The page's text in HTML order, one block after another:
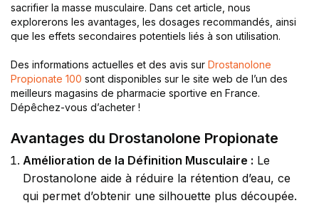
sacrifier la masse musculaire. Dans cet article, nous
explorerons les avantages, les dosages recommandés, ainsi
que les effets secondaires potentiels liés à son utilisation.
Des informations actuelles et des avis sur Drostanolone
Propionate 100 sont disponibles sur le site web de l’un des
meilleurs magasins de pharmacie sportive en France.
Dépêchez-vous d’acheter !
Avantages du Drostanolone Propionate
Amélioration de la Définition Musculaire : Le
Drostanolone aide à réduire la rétention d’eau, ce
qui permet d’obtenir une silhouette plus découpée.